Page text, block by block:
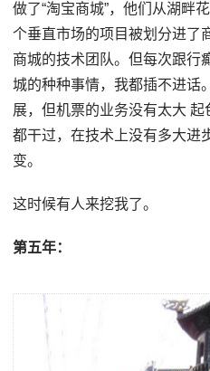
做了“淘宝商城”，他们从湖畔
个垂直市场的项目被划分进了
商城的技术团队。但每次跟行
城的种种事情，我都插不进话
展，但机票的业务没有太大
都干过，在技术上没有多大进
变。
这时候有人来挖我了。
第五年：